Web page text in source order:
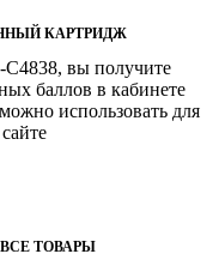
КАРТРИДЖ
вы получите
баллов в кабинете
использовать для
ТОВАРЫ